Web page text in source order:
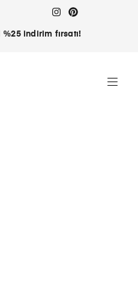
%25 indirim fırsatı!